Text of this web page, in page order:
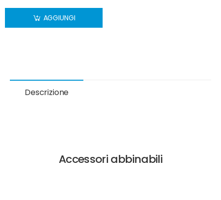
AGGIUNGI
Descrizione
Accessori abbinabili